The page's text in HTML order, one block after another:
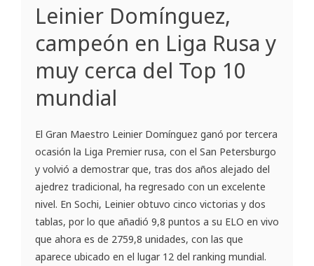
Leinier Domínguez,
campeón en Liga Rusa y
muy cerca del Top 10
mundial
El Gran Maestro Leinier Domínguez ganó por tercera
ocasión la Liga Premier rusa, con el San Petersburgo
y volvió a demostrar que, tras dos años alejado del
ajedrez tradicional, ha regresado con un excelente
nivel. En Sochi, Leinier obtuvo cinco victorias y dos
tablas, por lo que añadió 9,8 puntos a su ELO en vivo
que ahora es de 2759,8 unidades, con las que
aparece ubicado en el lugar 12 del ranking mundial.